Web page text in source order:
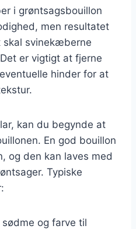
i grøntsagsbouillon
men resultatet
svinekæberne
er vigtigt at fjerne
hinder for at
kan du begynde at
En god bouillon
og den kan laves med
Typiske
sødme og farve til